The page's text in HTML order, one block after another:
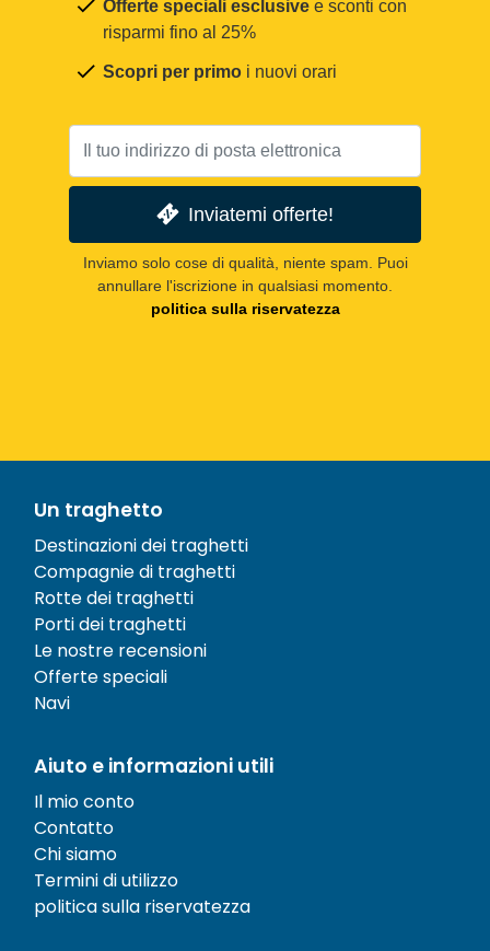
Offerte speciali esclusive e sconti con
risparmi fino al 25%
Scopri per primo i nuovi orari
Inviatemi offerte!
Inviamo solo cose di qualità, niente spam. Puoi
annullare l'iscrizione in qualsiasi momento.
politica sulla riservatezza
Un traghetto
Destinazioni dei traghetti
Compagnie di traghetti
Rotte dei traghetti
Porti dei traghetti
Le nostre recensioni
Offerte speciali
Navi
Aiuto e informazioni utili
Il mio conto
Contatto
Chi siamo
Termini di utilizzo
politica sulla riservatezza